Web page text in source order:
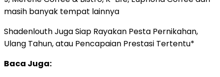
masih banyak tempat lainnya
Shadenlouth Juga Siap Rayakan Pesta Pernikahan,
Ulang Tahun, atau Pencapaian Prestasi Tertentu*
Baca Juga: